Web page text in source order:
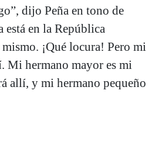
dijo Peña en tono de
en la República
¡Qué locura! Pero mi
Mi hermano mayor es mi
allí, y mi hermano pequeño